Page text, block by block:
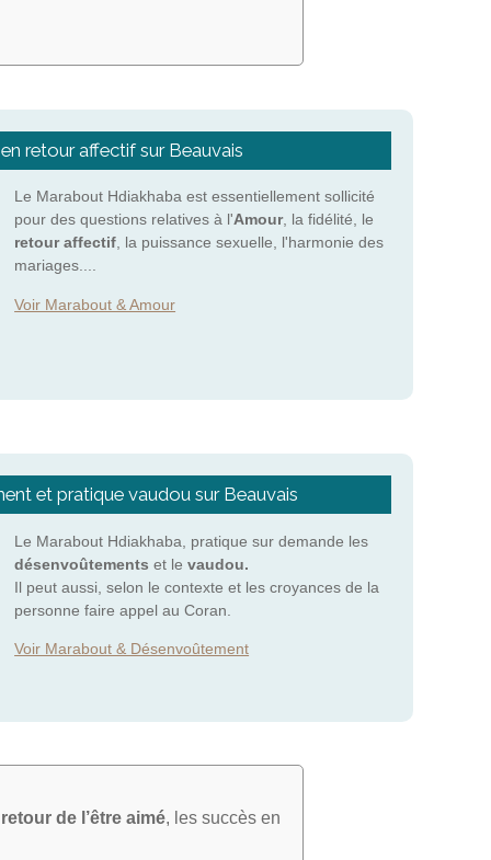
retour affectif sur Beauvais
Le Marabout Hdiakhaba est essentiellement sollicité
pour des questions relatives à l'Amour, la fidélité, le
retour affectif , la puissance sexuelle, l'harmonie des
mariages....
Voir Marabout & Amour
et pratique vaudou sur Beauvais
Le Marabout Hdiakhaba, pratique sur demande les
désenvoûtements et levaudou.
Il peut aussi, selon le contexte et les croyances de la
personne faire appel au Coran.
Voir Marabout & Désenvoûtement
retour de l’être aimé, les succès en